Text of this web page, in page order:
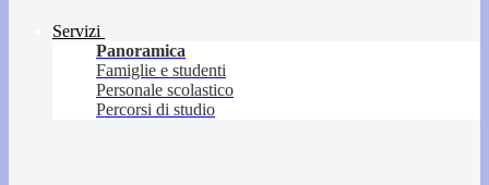
Servizi
Panoramica
Famiglie e studenti
Personale scolastico
Percorsi di studio